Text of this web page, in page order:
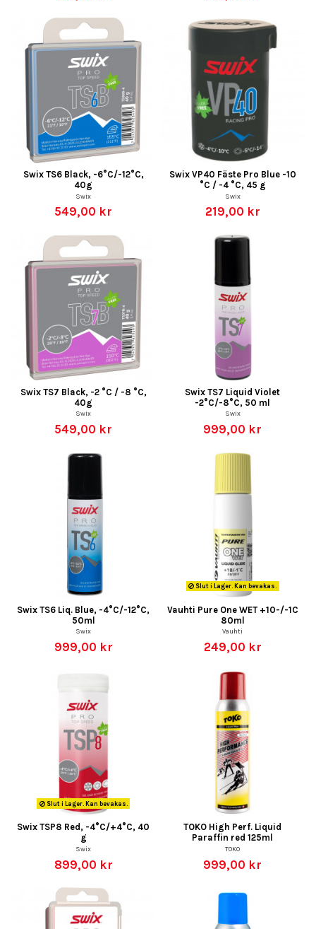
Swix TS6 Black, -6°C/-12°C,
40g
Swix
549,00 kr
Swix VP40 Fäste Pro Blue -10
°C / -4 °C, 45 g
Swix
219,00 kr
Swix TS7 Black, -2 °C / -8 °C,
40g
Swix
549,00 kr
Swix TS7 Liquid Violet
-2°C/-8°C, 50 ml
Swix
999,00 kr
Swix TS6 Liq. Blue, -4°C/-12°C,
50ml
Swix
999,00 kr
Slut i Lager. Kan bevakas.
Vauhti Pure One WET +10-/-1C
80ml
Vauhti
249,00 kr
Slut i Lager. Kan bevakas.
Swix TSP8 Red, -4°C/+4°C, 40
g
Swix
899,00 kr
TOKO High Perf. Liquid
Paraffin red 125ml
TOKO
999,00 kr